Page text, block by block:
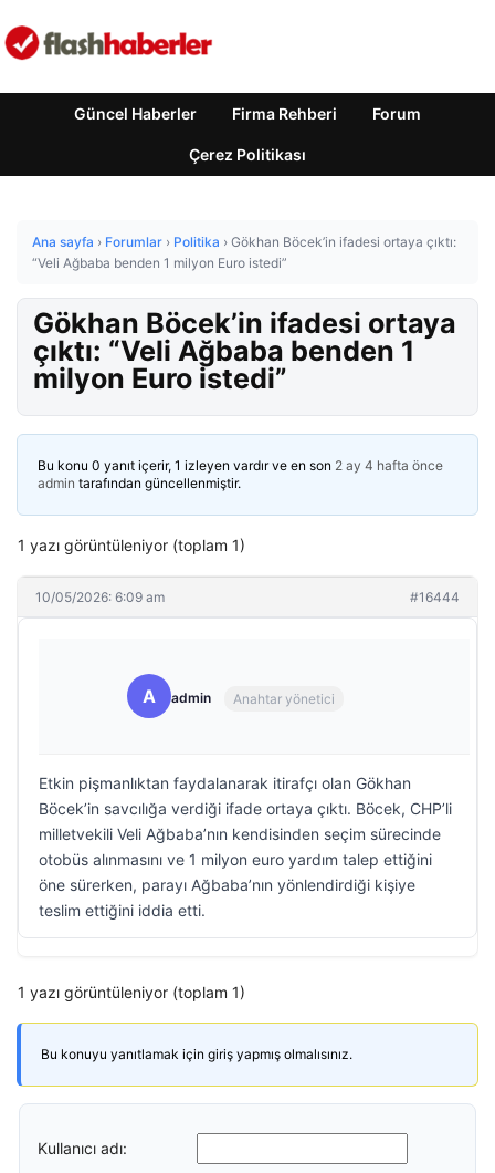
Güncel Haberler Firma Rehberi Forum
Çerez Politikası
Ana sayfa › Forumlar › Politika › Gökhan Böcek’in ifadesi ortaya çıktı:
“Veli Ağbaba benden 1 milyon Euro istedi”
Gökhan Böcek’in ifadesi ortaya
çıktı: “Veli Ağbaba benden 1
milyon Euro istedi”
Bu konu 0 yanıt içerir, 1 izleyen vardır ve en son 2 ay 4 hafta önce
admin tarafından güncellenmiştir.
1 yazı görüntüleniyor (toplam 1)
10/05/2026: 6:09 am #16444
A admin Anahtar yönetici
Etkin pişmanlıktan faydalanarak itirafçı olan Gökhan
Böcek’in savcılığa verdiği ifade ortaya çıktı. Böcek, CHP’li
milletvekili Veli Ağbaba’nın kendisinden seçim sürecinde
otobüs alınmasını ve 1 milyon euro yardım talep ettiğini
öne sürerken, parayı Ağbaba’nın yönlendirdiği kişiye
teslim ettiğini iddia etti.
1 yazı görüntüleniyor (toplam 1)
Bu konuyu yanıtlamak için giriş yapmış olmalısınız.
Kullanıcı adı: